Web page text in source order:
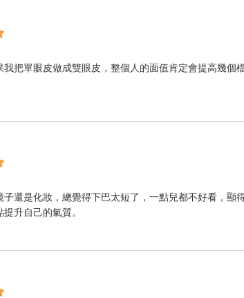
把單眼皮做成雙眼皮，整個人的面值肯定會提高幾
還是化妝，總覺得下巴太短了，一點兒都不好看，
升自己的氣質。